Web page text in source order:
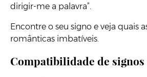
dirigir-me a palavra”.
Encontre o seu signo e veja quais
românticas imbatíveis.
Compatibilidade de signos